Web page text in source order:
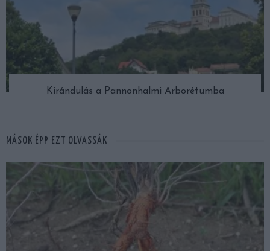
Kirándulás a Pannonhalmi Arborétumba
MÁSOK ÉPP EZT OLVASSÁK